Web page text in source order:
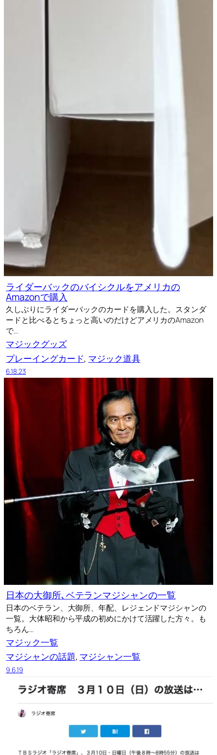
ライダーバックのバイシクルをアメリカの
Amazonで購入
久しぶりにライダーバックのカードを購入した。スタンダ
ードと比べるとちょっと高いのだけどアメリカのAmazon
で…
マジックグッズ
プレーイングカード, マジック道具
6.18.23
日本の大御所､ベテランマジシャンの一覧
日本のベテラン、大御所、年配、レジェンドマジシャンの
一覧。大体昭和から平成の初めにかけて活躍した方々。も
ちろん…
マジック一覧
マジシャンの話題, マジシャン一覧
9.6.19